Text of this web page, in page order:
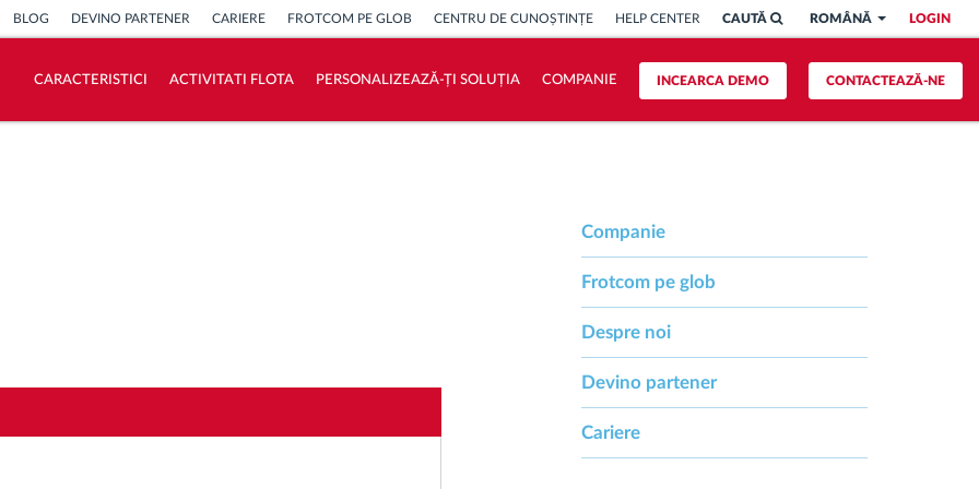
LOGIN
ROMÂNĂ
CAUTĂ
BLOG DEVINO PARTENER CARIERE FROTCOM PE GLOB CENTRU DE CUNOȘTINȚE HELP CENTER
CONTACTEAZĂ-NE
INCEARCA DEMO
CARACTERISTICI ACTIVITATI FLOTA PERSONALIZEAZĂ-ȚI SOLUȚIA COMPANIE
Companie
Frotcom pe glob
Despre noi
Devino partener
Cariere